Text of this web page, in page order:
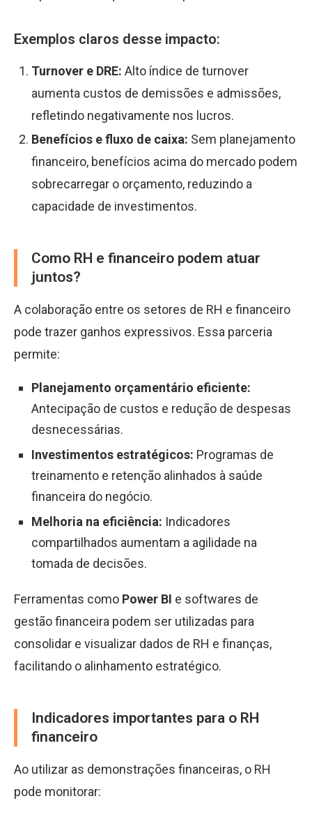
Exemplos claros desse impacto:
Turnover e DRE: Alto índice de turnover
aumenta custos de demissões e admissões,
refletindo negativamente nos lucros.
Benefícios e fluxo de caixa: Sem planejamento
financeiro, benefícios acima do mercado podem
sobrecarregar o orçamento, reduzindo a
capacidade de investimentos.
Como RH e financeiro podem atuar
juntos?
A colaboração entre os setores de RH e financeiro
pode trazer ganhos expressivos. Essa parceria
permite:
Planejamento orçamentário eficiente:
Antecipação de custos e redução de despesas
desnecessárias.
Investimentos estratégicos: Programas de
treinamento e retenção alinhados à saúde
financeira do negócio.
Melhoria na eficiência: Indicadores
compartilhados aumentam a agilidade na
tomada de decisões.
Ferramentas como Power BI e softwares de
gestão financeira podem ser utilizadas para
consolidar e visualizar dados de RH e finanças,
facilitando o alinhamento estratégico.
Indicadores importantes para o RH
financeiro
Ao utilizar as demonstrações financeiras, o RH
pode monitorar: